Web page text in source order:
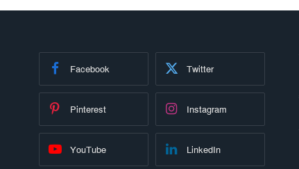
Facebook Twitter
Pinterest Instagram
YouTube LinkedIn